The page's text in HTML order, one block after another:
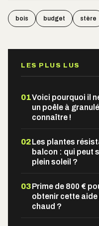
bois budget stère
LES PLUS LUS
01Voici pourquoi il
un poêle à
connaître !
02Les plantes
balcon : qui peut
plein soleil ?
03Prime de 800 €
obtenir cette aide
chaud ?